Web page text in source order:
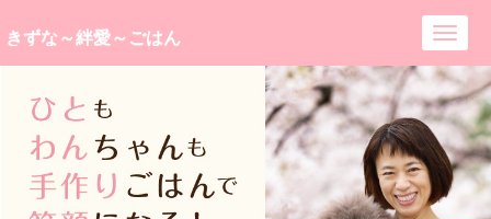
きずな～絆愛～ごはん